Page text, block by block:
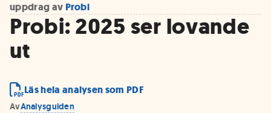
uppdrag av Probi
Probi: 2025 ser lovande
ut
Läs hela analysen som PDF
AvAnalysguiden